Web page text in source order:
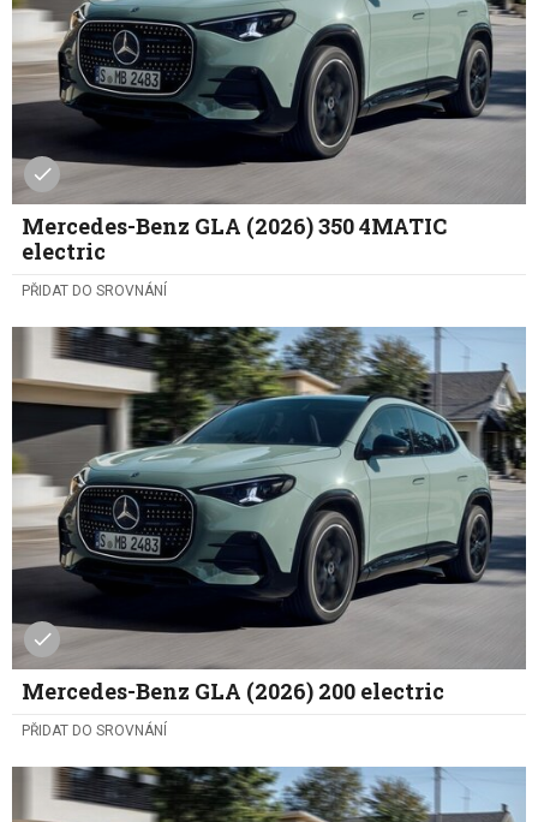
Mercedes-Benz GLA (2026) 350 4MATIC
electric
PŘIDAT DO SROVNÁNÍ
Mercedes-Benz GLA (2026) 200 electric
PŘIDAT DO SROVNÁNÍ